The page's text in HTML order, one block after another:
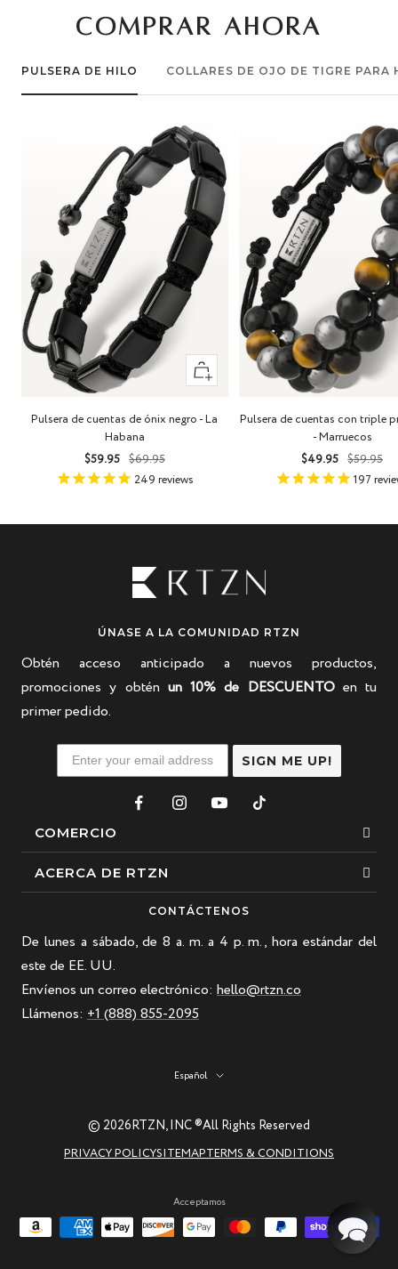
COMPRAR AHORA
PULSERA DE HILO COLLARES DE OJO DE TIGRE PARA
+
Añadir
Pulsera de cuentas de ónix negro - La
Habana
Precio
de
$59.95
Precio
normal
$69.95
249 reviews
Pulsera de cuentas con triple
- Marruecos
Precio
de
$49.95
Precio
$59.95
197
ÚNASE A LA COMUNIDAD RTZN
Obtén acceso anticipado a nuevos productos,
promociones y obtén un 10% de DESCUENTOen tu
primer pedido.
SIGN ME UP!
COMERCIO
Esposas
Pulsera de cuentas
Pulsera de cuero
Los más vendidos
Nuevas llegadas
ACERCA DE RTZN
Nuestra historia
Blogs
Guía de cuidado de joyas RTZN
Contáctenos
CONTÁCTENOS
De lunes a sábado, de 8 a. m. a 4 p. m., hora estándar del
este de EE. UU.
Envíenos un correo electrónico: hello@rtzn.co
Llámenos: +1 (888) 855-2095
Idioma
Español
© 2026RTZN, INC ®All Rights Reserved
PRIVACY POLICYSITEMAPTERMS & CONDITIONS
Acceptamos